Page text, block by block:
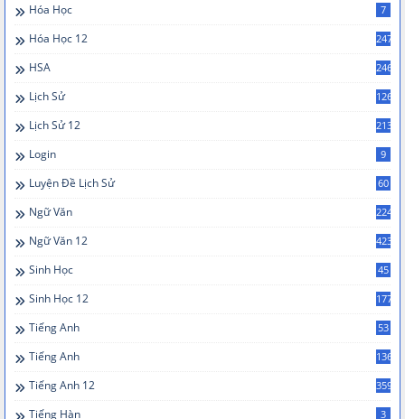
Hóa Học 7
Hóa Học 12 247
HSA 246
Lịch Sử 126
Lịch Sử 12 213
Login 9
Luyện Đề Lịch Sử 60
Ngữ Văn 224
Ngữ Văn 12 423
Sinh Học 45
Sinh Học 12 177
Tiếng Anh 53
Tiếng Anh 136
Tiếng Anh 12 359
Tiếng Hàn 3